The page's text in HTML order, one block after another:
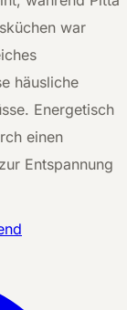
war
häusliche
Energetisch
einen
Entspannung